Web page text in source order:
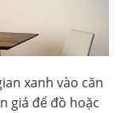
xanh vào căn
giá để đồ hoặc